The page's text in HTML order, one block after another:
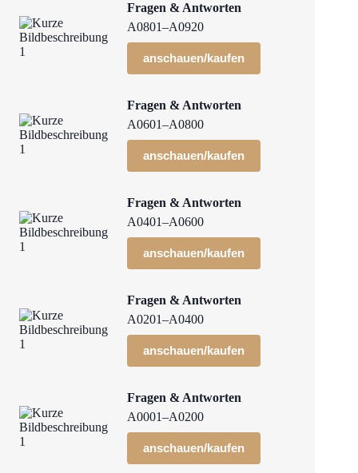
Fragen & Antworten
A0801–A0920
anschauen/kaufen
Fragen & Antworten
A0601–A0800
anschauen/kaufen
Fragen & Antworten
A0401–A0600
anschauen/kaufen
Fragen & Antworten
A0201–A0400
anschauen/kaufen
Fragen & Antworten
A0001–A0200
anschauen/kaufen